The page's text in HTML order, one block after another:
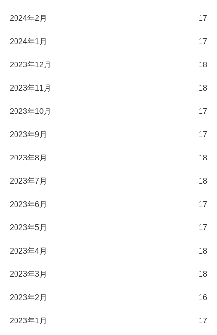
2024年2月 17
2024年1月 17
2023年12月 18
2023年11月 18
2023年10月 17
2023年9月 17
2023年8月 18
2023年7月 18
2023年6月 17
2023年5月 17
2023年4月 18
2023年3月 18
2023年2月 16
2023年1月 17